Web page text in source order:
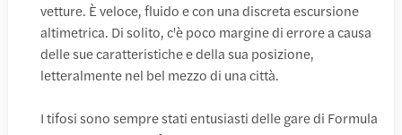
vetture. È veloce, fluido e con una discreta escursione
altimetrica. Di solito, c'è poco margine di errore a causa
delle sue caratteristiche e della sua posizione,
letteralmente nel bel mezzo di una città.
I tifosi sono sempre stati entusiasti delle gare di Formula